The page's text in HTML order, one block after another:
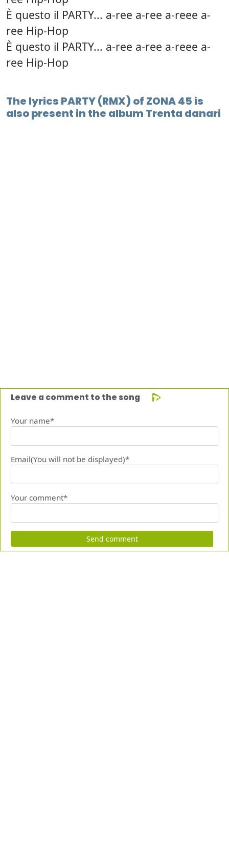
È questo il PARTY... a-ree a-ree a-reee a-
ree Hip-Hop
È questo il PARTY... a-ree a-ree a-reee a-
ree Hip-Hop
The lyrics PARTY (RMX) of ZONA 45 is
also present in the album Trenta danari
Leave a comment to the song
Your name*
Email(You will not be displayed)*
Your comment*
Send comment